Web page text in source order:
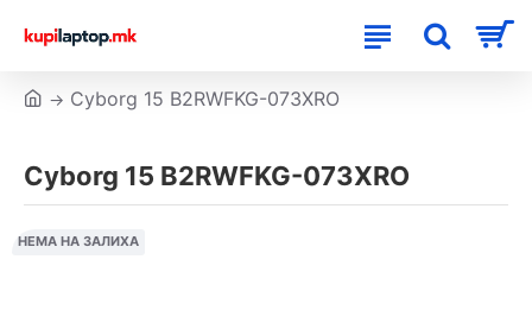
Cyborg 15 B2RWFKG-073XRO
Cyborg 15 B2RWFKG-073XRO
НЕМА НА ЗАЛИХА